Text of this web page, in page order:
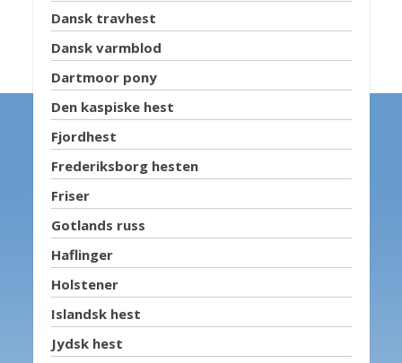
Dansk travhest
Dansk varmblod
Dartmoor pony
Den kaspiske hest
Fjordhest
Frederiksborg hesten
Friser
Gotlands russ
Haflinger
Holstener
Islandsk hest
Jydsk hest